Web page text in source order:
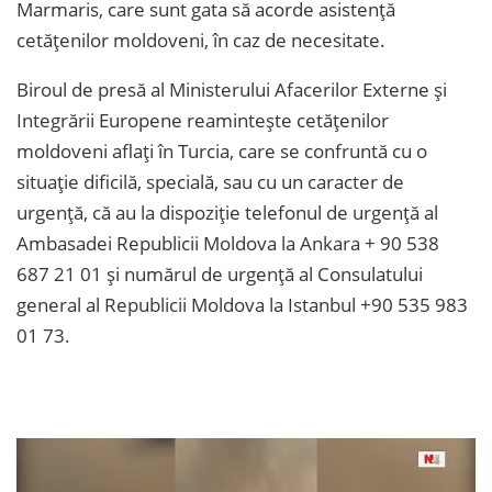
Marmaris, care sunt gata să acorde asistență
cetățenilor moldoveni, în caz de necesitate.
Biroul de presă al Ministerului Afacerilor Externe și
Integrării Europene reamintește cetățenilor
moldoveni aflați în Turcia, care se confruntă cu o
situație dificilă, specială, sau cu un caracter de
urgență, că au la dispoziție telefonul de urgență al
Ambasadei Republicii Moldova la Ankara + 90 538
687 21 01 și numărul de urgență al Consulatului
general al Republicii Moldova la Istanbul +90 535 983
01 73.